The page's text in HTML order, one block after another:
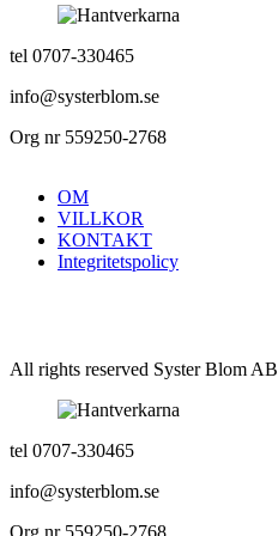
tel 0707-330465
info@systerblom.se
Org nr 559250-2768
OM
VILLKOR
KONTAKT
Integritetspolicy
All rights reserved Syster Blom AB
tel 0707-330465
info@systerblom.se
Org nr 559250-2768